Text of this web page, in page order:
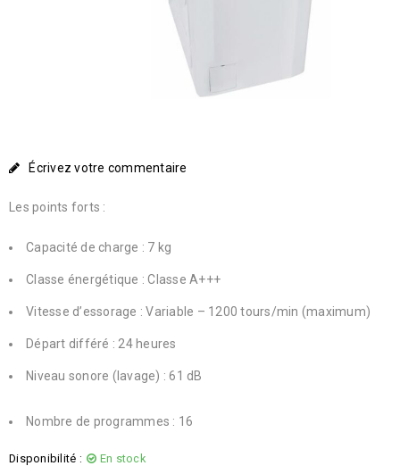
Écrivez votre commentaire
Les points forts :
Capacité de charge : 7 kg
Classe énergétique : Classe A+++
Vitesse d’essorage : Variable – 1200 tours/min (maximum)
Départ différé : 24 heures
Niveau sonore (lavage) : 61 dB
Nombre de programmes : 16
Disponibilité : En stock